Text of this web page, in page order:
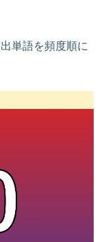
単語を頻度順に